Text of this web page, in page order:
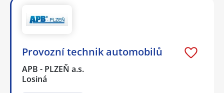
Provozní technik automobilů
APB - PLZEŇ a.s.
Losiná